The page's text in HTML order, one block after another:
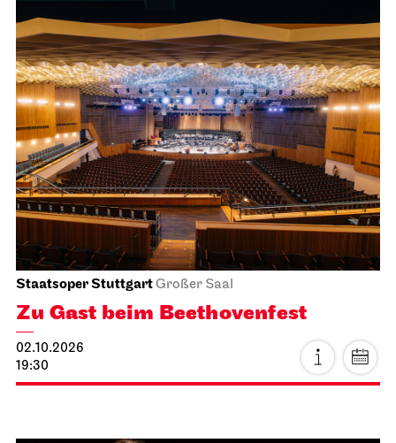
Staatsoper StuttgartGroßer Saal
Zu Gast beim Beethovenfest
02.10.2026
19:30